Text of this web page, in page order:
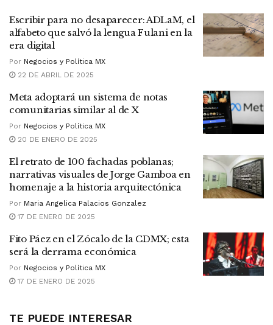
Escribir para no desaparecer: ADLaM, el
alfabeto que salvó la lengua Fulani en la
era digital
Por Negocios y Política MX
22 DE ABRIL DE 2025
Meta adoptará un sistema de notas
comunitarias similar al de X
Por Negocios y Política MX
20 DE ENERO DE 2025
El retrato de 100 fachadas poblanas;
narrativas visuales de Jorge Gamboa en
homenaje a la historia arquitectónica
Por Maria Angelica Palacios Gonzalez
17 DE ENERO DE 2025
Fito Páez en el Zócalo de la CDMX; esta
será la derrama económica
Por Negocios y Política MX
17 DE ENERO DE 2025
TE PUEDE INTERESAR